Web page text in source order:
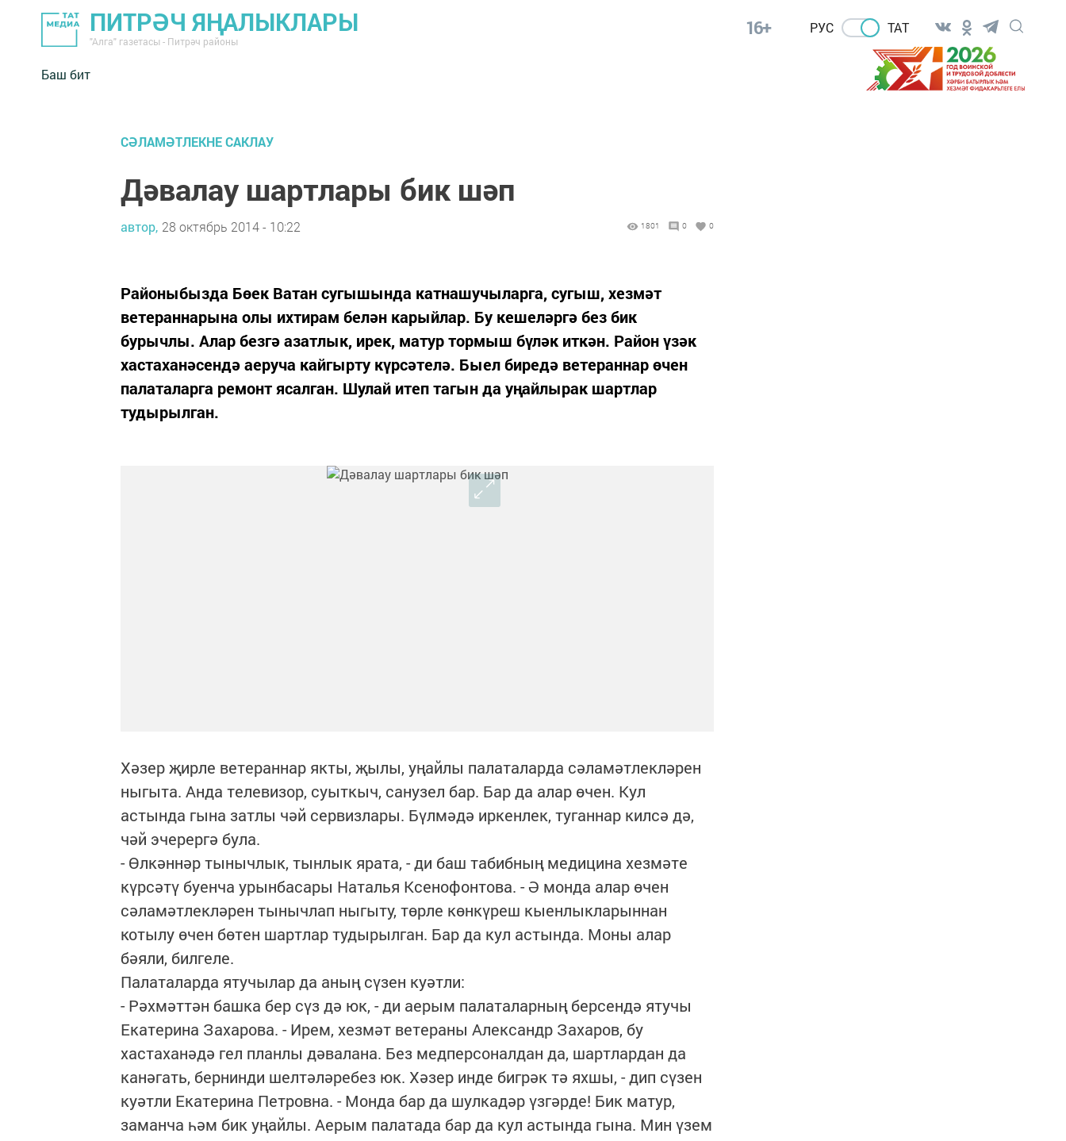
ПИТРӘЧ ЯҢАЛЫКЛАРЫ
"Алга" газетасы - Питрәч районы
16+ РУС ТАТ
Баш бит
СӘЛАМӘТЛЕКНЕ САКЛАУ
Дәвалау шартлары бик шәп
автор, 28 октябрь 2014 - 10:22 1801 0 0
Районыбызда Бөек Ватан сугышында катнашучыларга, сугыш, хезмәт
ветераннарына олы ихтирам белән карыйлар. Бу кешеләргә без бик
бурычлы. Алар безгә азатлык, ирек, матур тормыш бүләк иткән. Район үзәк
хастаханәсендә аеруча кайгырту күрсәтелә. Быел биредә ветераннар өчен
палаталарга ремонт ясалган. Шулай итеп тагын да уңайлырак шартлар
тудырылган.
Хәзер җирле ветераннар якты, җылы, уңайлы палаталарда сәламәтлекләрен
ныгыта. Анда телевизор, суыткыч, санузел бар. Бар да алар өчен. Кул
астында гына затлы чәй сервизлары. Бүлмәдә иркенлек, туганнар килсә дә,
чәй эчерергә була.
- Өлкәннәр тынычлык, тынлык ярата, - ди баш табибның медицина хезмәте
күрсәтү буенча урынбасары Наталья Ксенофонтова. - Ә монда алар өчен
сәламәтлекләрен тынычлап ныгыту, төрле көнкүреш кыенлыкларыннан
котылу өчен бөтен шартлар тудырылган. Бар да кул астында. Моны алар
бәяли, билгеле.
Палаталарда ятучылар да аның сүзен куәтли:
- Рәхмәттән башка бер сүз дә юк, - ди аерым палаталарның берсендә ятучы
Екатерина Захарова. - Ирем, хезмәт ветераны Александр Захаров, бу
хастаханәдә гел планлы дәвалана. Без медперсоналдан да, шартлардан да
канәгать, бернинди шелтәләребез юк. Хәзер инде бигрәк тә яхшы, - дип сүзен
куәтли Екатерина Петровна. - Монда бар да шулкадәр үзгәрде! Бик матур,
заманча һәм бик уңайлы. Аерым палатада бар да кул астында гына. Мин үзем